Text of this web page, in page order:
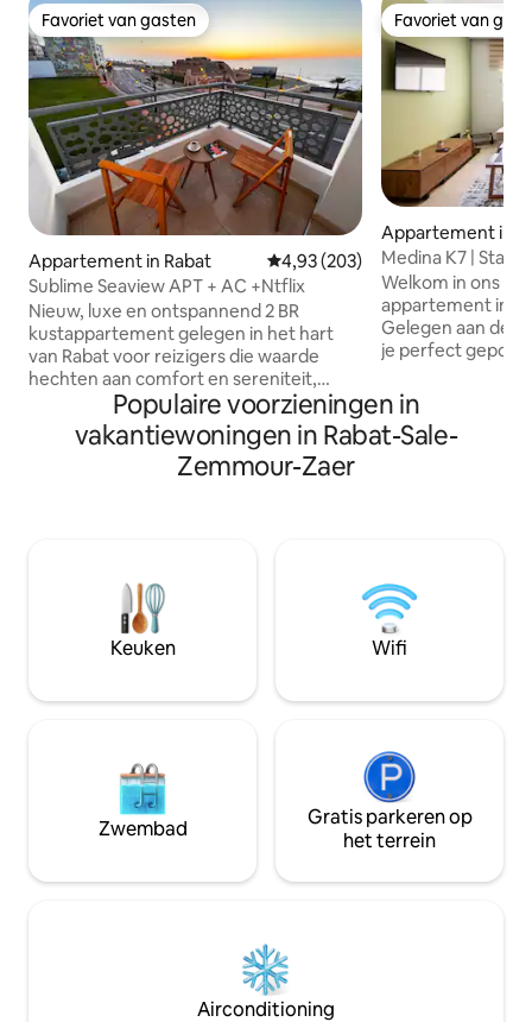
Favoriet van gasten
Favoriet van gasten
Appartement in Rabat Gemiddelde beoordeling van
4,93 (203)
Sublime Seaview APT + AC +Ntflix
Nieuw, luxe en ontspannend 2 BR
kustappartement gelegen in het hart
van Rabat voor reizigers die waarde
hechten aan comfort en sereniteit,
ingericht met smaak en aandacht voor
details met een verbazingwekkend
uitzicht op zee. De strategische positie
stelt je in staat om gemakkelijk naar de
Netflix, koffie en letterlijk het BESTE
UITZICHT OP de zonsondergang in
Rabat Reserveer nu, ik heb alle
voorwaarden ingesteld om je je thuis te
Favoriet van
Favoriet van
Appartement in
Medina K7 |
Airbnb-kosten
Welkom in ons
appartement in
Gelegen aan de
je perfect
stad te bieden
is volledig
benodigdheden,
uitvalsbasis voor
kijken ernaar uit
mogen
Populaire voorzieningen in
vakantiewoningen in Rabat-Sale-
Zemmour-Zaer
Keuken Wifi
Zwembad
Gratis parkeren op
het terrein
Airconditioning